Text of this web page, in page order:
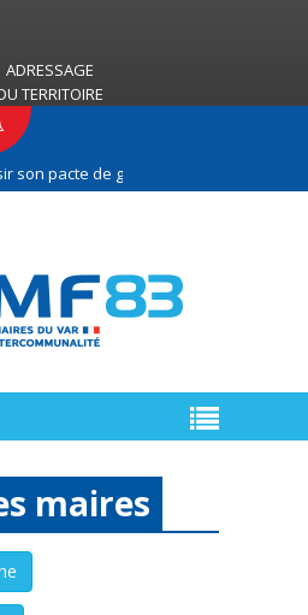
ADRESSAGE
TERRITOIRE
pacte de gouvernance : construire
maires